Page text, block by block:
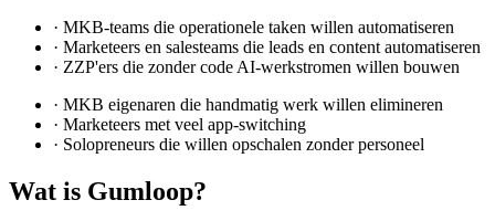
· MKB-teams die operationele taken willen automatiseren
· Marketeers en salesteams die leads en content automatiseren
· ZZP'ers die zonder code AI-werkstromen willen bouwen
· MKB eigenaren die handmatig werk willen elimineren
· Marketeers met veel app-switching
· Solopreneurs die willen opschalen zonder personeel
Wat is Gumloop?